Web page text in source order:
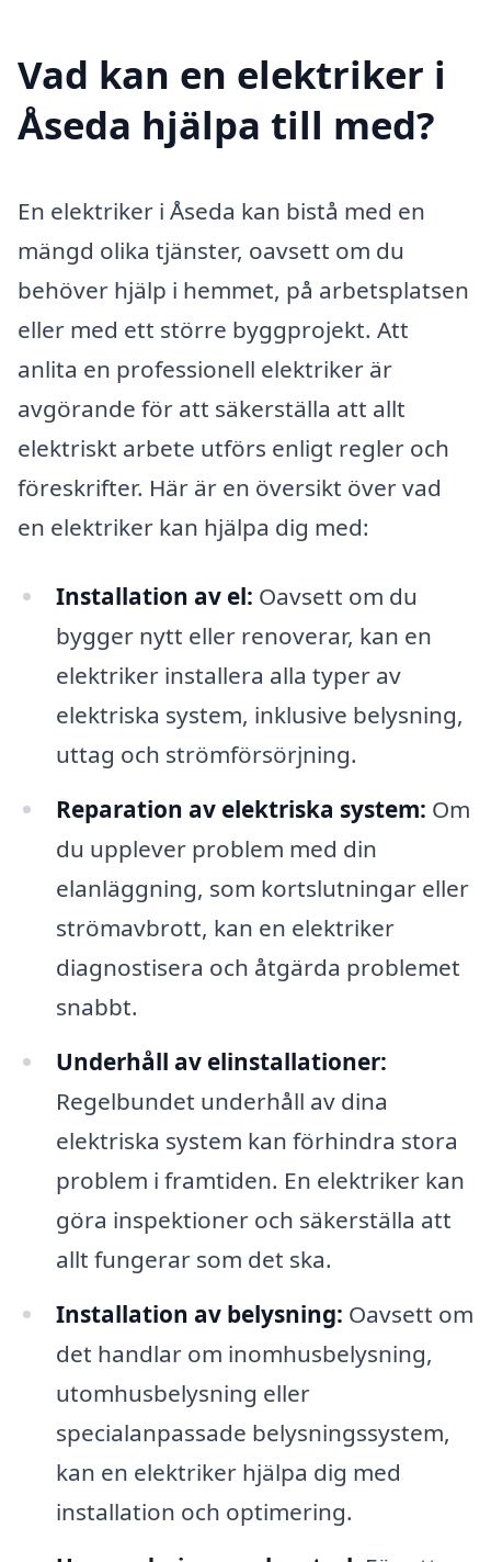
Vad kan en elektriker i
Åseda hjälpa till med?
En elektriker i Åseda kan bistå med en
mängd olika tjänster, oavsett om du
behöver hjälp i hemmet, på arbetsplatsen
eller med ett större byggprojekt. Att
anlita en professionell elektriker är
avgörande för att säkerställa att allt
elektriskt arbete utförs enligt regler och
föreskrifter. Här är en översikt över vad
en elektriker kan hjälpa dig med:
Installation av el: Oavsett om du
bygger nytt eller renoverar, kan en
elektriker installera alla typer av
elektriska system, inklusive belysning,
uttag och strömförsörjning.
Reparation av elektriska system: Om
du upplever problem med din
elanläggning, som kortslutningar eller
strömavbrott, kan en elektriker
diagnostisera och åtgärda problemet
snabbt.
Underhåll av elinstallationer:
Regelbundet underhåll av dina
elektriska system kan förhindra stora
problem i framtiden. En elektriker kan
göra inspektioner och säkerställa att
allt fungerar som det ska.
Installation av belysning: Oavsett om
det handlar om inomhusbelysning,
utomhusbelysning eller
specialanpassade belysningssystem,
kan en elektriker hjälpa dig med
installation och optimering.